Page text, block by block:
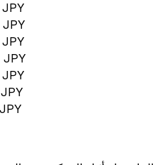
JPY
JPY
JPY
JPY
JPY
JPY
JPY